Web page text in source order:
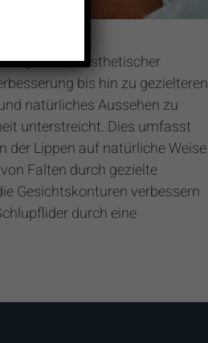
Spektrum ästhetischer
bis hin zu gezielteren
natürliches Aussehen zu
unterstreicht. Dies umfasst
der Lippen auf natürliche Weise
Falten durch gezielte
Gesichtskonturen verbessern
durch eine